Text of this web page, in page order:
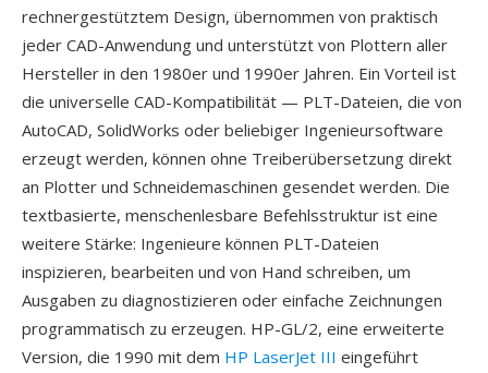
rechnergestütztem Design, übernommen von praktisch
jeder CAD-Anwendung und unterstützt von Plottern aller
Hersteller in den 1980er und 1990er Jahren. Ein Vorteil ist
die universelle CAD-Kompatibilität — PLT-Dateien, die von
AutoCAD, SolidWorks oder beliebiger Ingenieursoftware
erzeugt werden, können ohne Treiberübersetzung direkt
an Plotter und Schneidemaschinen gesendet werden. Die
textbasierte, menschenlesbare Befehlsstruktur ist eine
weitere Stärke: Ingenieure können PLT-Dateien
inspizieren, bearbeiten und von Hand schreiben, um
Ausgaben zu diagnostizieren oder einfache Zeichnungen
programmatisch zu erzeugen. HP-GL/2, eine erweiterte
Version, die 1990 mit dem HP LaserJet III eingeführt